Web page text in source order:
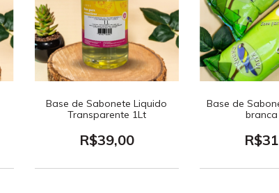
Base de Sabonete Liquido
Transparente 1Lt
R$39,00
Base de
branca